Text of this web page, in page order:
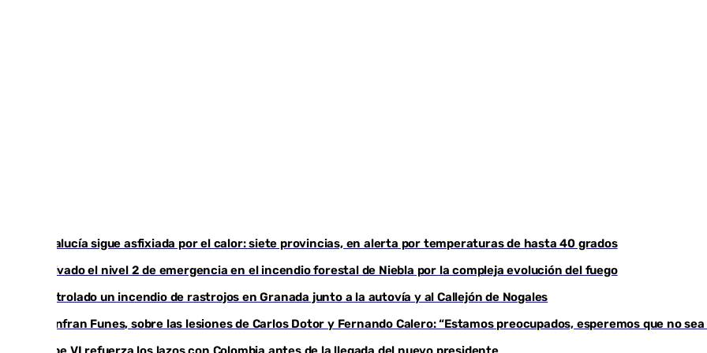
Andalucía sigue asfixiada por el calor: siete provincias, en alerta por temperaturas de hasta 40 grados
Activado el nivel 2 de emergencia en el incendio forestal de Niebla por la compleja evolución del fuego
Controlado un incendio de rastrojos en Granada junto a la autovía y al Callejón de Nogales
Juanfran Funes, sobre las lesiones de Carlos Dotor y Fernando Calero: “Estamos preocupados, esperemos que no sea